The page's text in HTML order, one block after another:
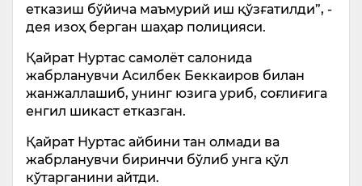
етказиш бўйича маъмурий иш қўзғатилди”, -
дея изоҳ берган шаҳар полицияси.
Қайрат Нуртас самолёт салонида
жабрланувчи Асилбек Беккаиров билан
жанжаллашиб, унинг юзига уриб, соғлиғига
енгил шикаст етказган.
Қайрат Нуртас айбини тан олмади ва
жабрланувчи биринчи бўлиб унга қўл
кўтарганини айтди.